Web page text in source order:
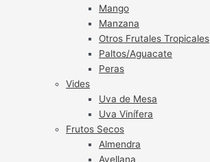
Mango
Manzana
Otros Frutales Tropicales
Paltos/Aguacate
Peras
Vides
Uva de Mesa
Uva Vinífera
Frutos Secos
Almendra
Avellana